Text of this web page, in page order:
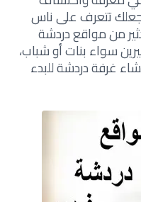
تتعرف على ناس
من مواقع دردشة
سواء بنات أو شباب،
غرفة دردشة للبدء